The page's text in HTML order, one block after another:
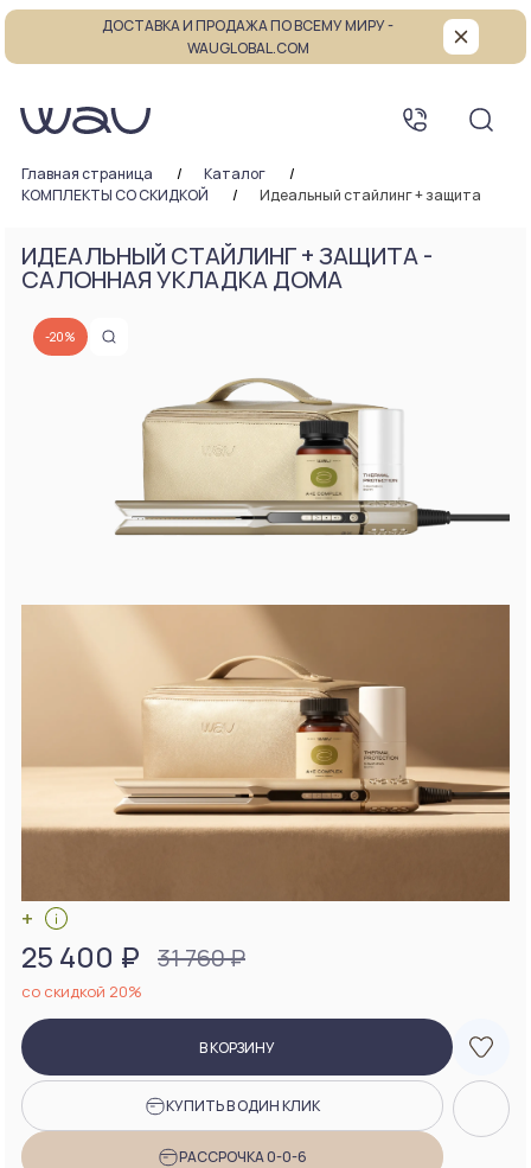
ДОСТАВКА И ПРОДАЖА ПО ВСЕМУ МИРУ -
WAUGLOBAL.COM
Главная страница
Каталог
КОМПЛЕКТЫ СО СКИДКОЙ
Идеальный стайлинг + защита
ИДЕАЛЬНЫЙ СТАЙЛИНГ + ЗАЩИТА -
САЛОННАЯ УКЛАДКА ДОМА
-20%
+
25 400 ₽ 31 760 ₽
со скидкой 20%
В КОРЗИНУ
КУПИТЬ В ОДИН КЛИК
РАССРОЧКА 0-0-6